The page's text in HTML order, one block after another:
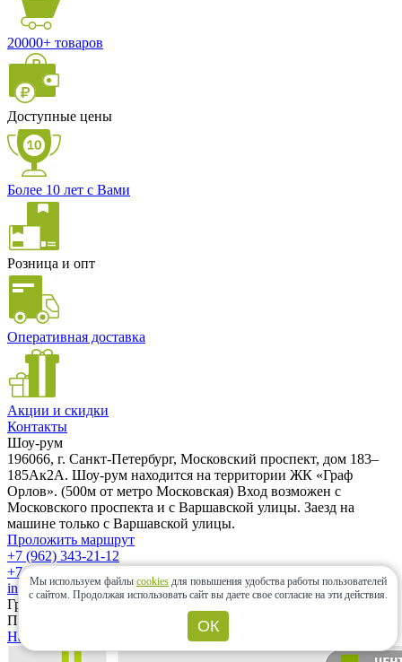
20000+ товаров
Доступные цены
Более 10 лет с Вами
Розница и опт
Оперативная доставка
Акции и скидки
Контакты
Шоу-рум
196066, г. Санкт-Петербург, Московский проспект, дом 183–
185Ак2А. Шоу-рум находится на территории ЖК «Граф
Орлов». (500м от метро Московская) Вход возможен с
Московского проспекта и с Варшавской улицы. Заезд на
машине только с Варшавской улицы.
Проложить маршрут
+7 (962) 343-21-12
+7 (812) 985-58-85
info@ceramic-center.ru
График работы шоу-рума
Понедельник — Воскресенье: с 10.00 до 20.00
Найти шоу-рум быстро
Мы используем файлы cookies для повышения удобства работы пользователей
с сайтом. Продолжая использовать сайт вы даете свое согласие на эти действия.
ОК